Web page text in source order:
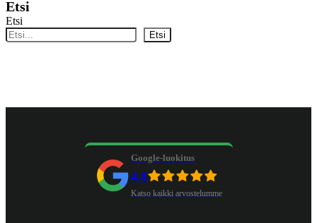
Etsi
Etsi
Etsi
Google-luokitus
4.8
Katso kaikki arvostelumme